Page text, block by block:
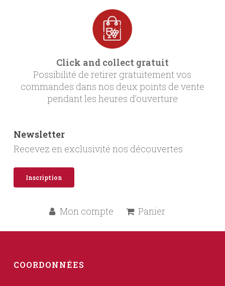
Click and collect gratuit
Possibilité de retirer gratuitement vos
commandes dans nos deux points de vente
pendant les heures d’ouverture
Newsletter
Recevez en exclusivité nos découvertes
Inscription
Mon compte Panier
COORDONNÉES